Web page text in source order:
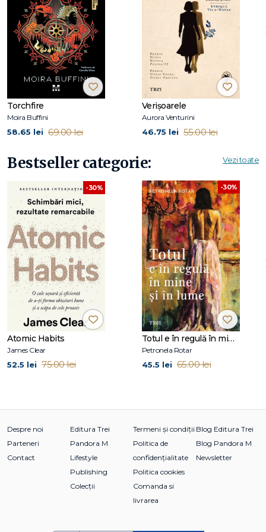
la Unitatea de Cercetări pentru Genetică şi Îmbătrânire de
la Spitalul General Massachusetts. Ca şef al Proiectului
Genomului pentru Alzheimer, dr. Tanzi a participat la
descoperirea genelor bolii Alzheimer.
Torchfire
Moira Buffini
58.65 lei 69.00 lei
Verișoarele
Aurora Venturini
46.75 lei 55.00 lei
Bestseller categorie: Vezi toate
-30%
Atomic Habits
James Clear
52.5 lei 75.00 lei
-30%
Totul e în regulă în mine și în lume
Petronela Rotar
45.5 lei 65.00 lei
Despre noi
Parteneri
Contact
Editura Trei
Pandora M
Lifestyle
Publishing
Colecții
Termeni și condiții
Politica de
confidențialitate
Politica cookies
Comanda si
livrarea
Blog Editura Trei
Blog Pandora M
Newsletter